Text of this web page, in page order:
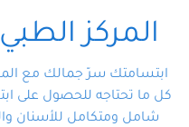
المركز
ابتسامتك سرّ جمالك مع
كل ما تحتاجه للحصول على
شامل ومتكامل للأسنان